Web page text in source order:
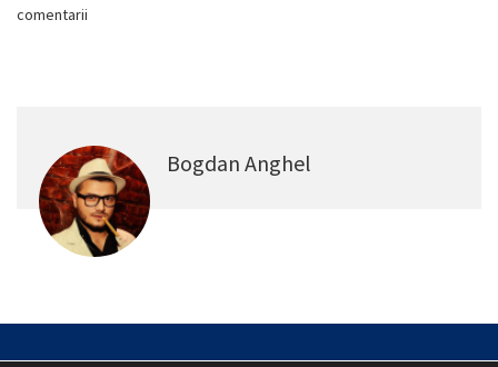
comentarii
Bogdan Anghel